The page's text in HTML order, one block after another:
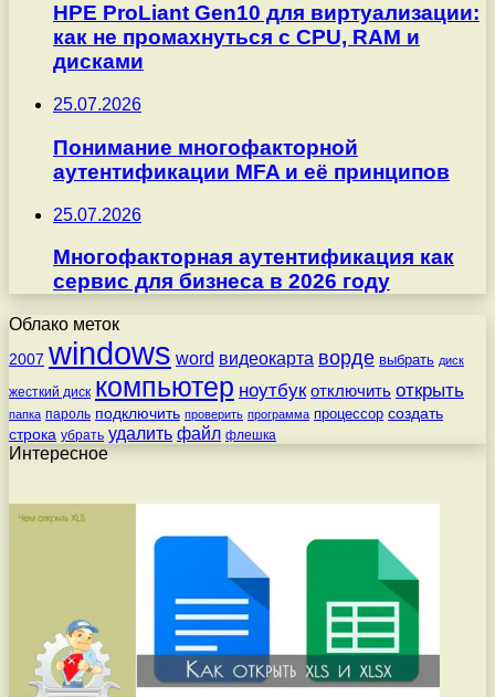
HPE ProLiant Gen10 для виртуализации:
как не промахнуться с CPU, RAM и
дисками
25.07.2026
Понимание многофакторной
аутентификации MFA и её принципов
25.07.2026
Многофакторная аутентификация как
сервис для бизнеса в 2026 году
Облако меток
2007 windows word видеокарта ворде выбрать диск
жесткий диск компьютер ноутбук отключить открыть
папка пароль подключить проверить программа процессор создать
строка убрать удалить файл флешка
Интересное